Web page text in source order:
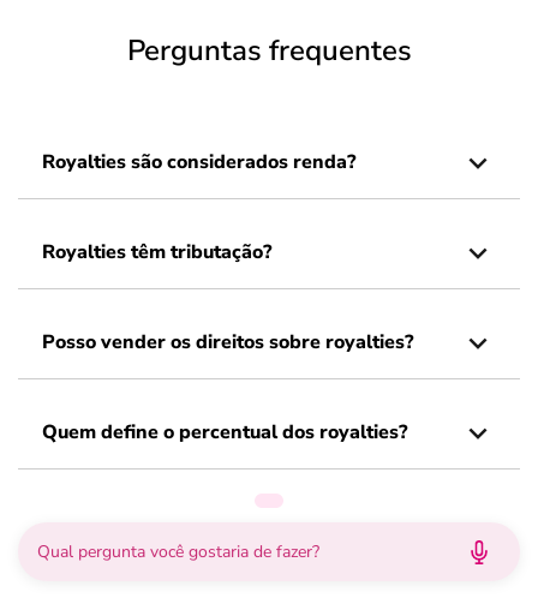
Perguntas frequentes
Royalties são considerados renda?
Royalties têm tributação?
Posso vender os direitos sobre royalties?
Quem define o percentual dos royalties?